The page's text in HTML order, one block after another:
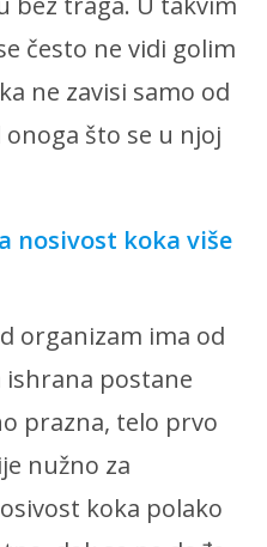
često ne vidi golim
ne zavisi samo od
što se u njoj
nosivost koka više
organizam ima od
ishrana postane
prazna, telo prvo
nužno za
koka polako